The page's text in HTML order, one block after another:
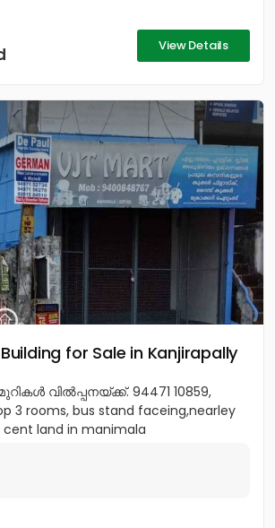
View Details
for Sale in Kanjirapally
വിൽപ്പനയ്‌ക്ക്‎. 94471 10859,
3 rooms, bus stand faceing,nearley
cent land in manimala